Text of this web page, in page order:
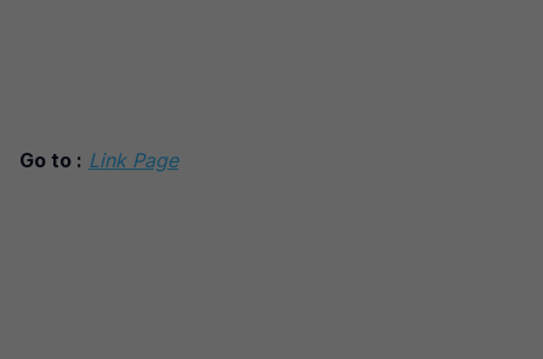
Go to : Link Page